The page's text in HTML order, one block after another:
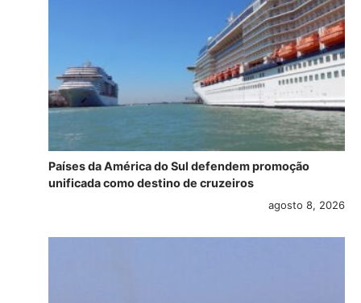
Países da América do Sul defendem promoção
unificada como destino de cruzeiros
agosto 8, 2026